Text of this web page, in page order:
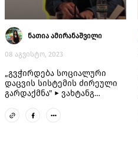
ნათია ამირანაშვილი
08 აგვისტო, 2023
„გვჭირდება სოციალური
დაცვის სისტემის ძირეული
გარდაქმნა" ► ვახტანგ